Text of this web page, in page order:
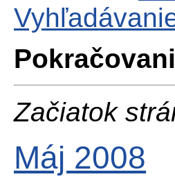
Začiatok
Máj 2008